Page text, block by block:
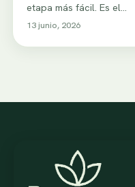
etapa más fácil. Es el…
13 junio, 2026